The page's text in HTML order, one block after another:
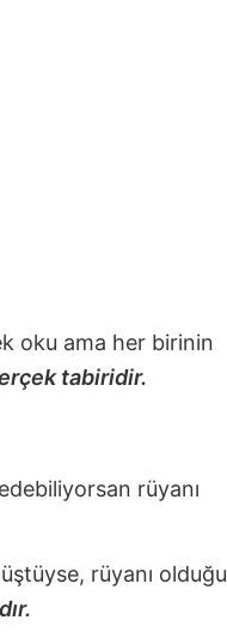
oku ama her birinin
tabiridir.
rüyanı
rüyanı olduğu